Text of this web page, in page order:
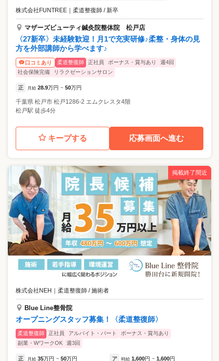
株式会社FUNTREE ｜ 柔道整復師 / 新卒
マザーズビューティ鍼灸院整体院 松戸店
〈27新卒〉未経験歓迎！月1で充実研修♪柔整・身体の見
方を外部講師から学べます♪
口コミあり 柔道整復師 正社員 ボーナス・賞与あり
週4回
社会保険完備
リラクゼーションサロン
正 月給 28.9万円 ~ 50万円
千葉県 松戸市 松戸1286-2 エムクレスタ4階
松戸駅 徒歩4分
キープする 応募画面へ進む
掲載終了間近
株式会社NEH 柔道整復師 / 施術者
Blue Line整骨院
オープニングスタッフ募集！〈柔道整復師〉
柔道整復師 正社員 アルバイト・パート
ボーナス・賞与あり
副業・WワークOK
週3回
正 月給 35万円 ~ 50万円 ア 時給 1,600円 ~ 1,600円